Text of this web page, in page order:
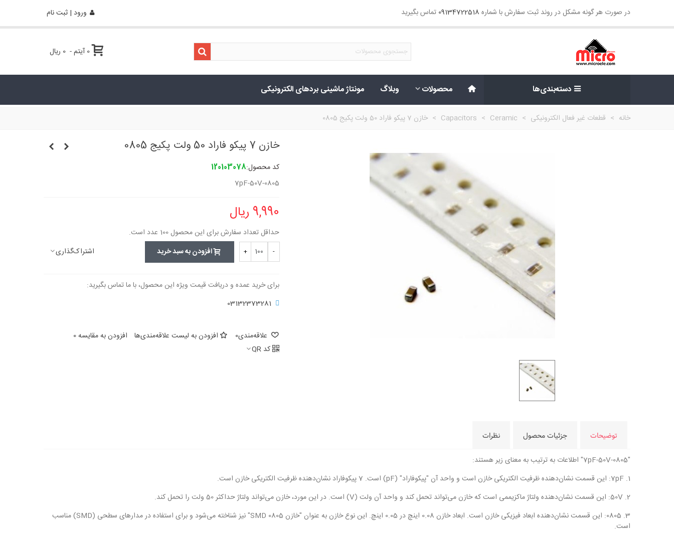
در صورت هر گونه مشکل در روند ثبت سفارش با شماره 09134722518 تماس بگیرید ورود | ثبت نام
0 آیتم- 0 ریال
دسته‌بندی‌ها محصولات وبلاگ مونتاژ ماشینی بردهای الکترونیکی
خانه > قطعات غیر فعال الکترونیکی >
Capacitors > Ceramic
> خازن 7 پیکو فاراد 50 ولت پکیج 0805
خازن 7 پیکو فاراد 50 ولت پکیج 0805
کد محصول:120103078
7pF-50V-0805
9,990 ریال
حداقل تعداد سفارش برای این محصول 100 عدد است.
-
+ افزودن به سبد خرید اشتراک‌گذاری
برای خرید عمده و دریافت قیمت ویژه این محصول، با ما تماس بگیرید:
03132373281
علاقه‌مندی0 افزودن به لیست علاقه‌مندی‌ها افزودن به مقایسه0
کد QR
توضیحات جزئیات محصول نظرات
"7pF-50V-0805" اطلاعات به ترتیب به معنای زیر هستند:
1. 7pF: این قسمت نشان‌دهنده ظرفیت الکتریکی خازن است و واحد آن "پیکوفاراد" (pF) است. 7 پیکوفاراد نشان‌دهنده ظرفیت الکتریکی خازن است.
2. 50V: این قسمت نشان‌دهنده ولتاژ ماکزیممی است که خازن می‌تواند تحمل کند و واحد آن ولت (V) است. در این مورد، خازن می‌تواند ولتاژ حداکثر 50 ولت را تحمل کند.
3. 0805: این قسمت نشان‌دهنده ابعاد فیزیکی خازن است. ابعاد خازن 0.08 اینچ در 0.05 اینچ. این نوع خازن به عنوان "خازن SMD 0805" نیز شناخته می‌شود و برای استفاده در مدارهای سطحی (SMD) مناسب
است.